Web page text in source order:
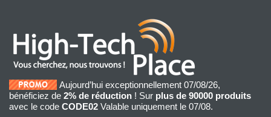
Aujourd’hui exceptionnellement 07/08/26,
bénéficiez de 2% de réduction ! Sur plus de 90000 produits
avec le code CODE02 Valable uniquement le 07/08.